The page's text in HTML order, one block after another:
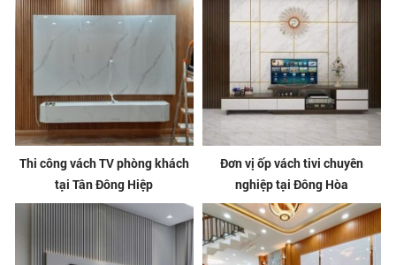
Thi công vách TV phòng khách
tại Tân Đông Hiệp
Đơn vị ốp vách tivi chuyên
nghiệp tại Đông Hòa